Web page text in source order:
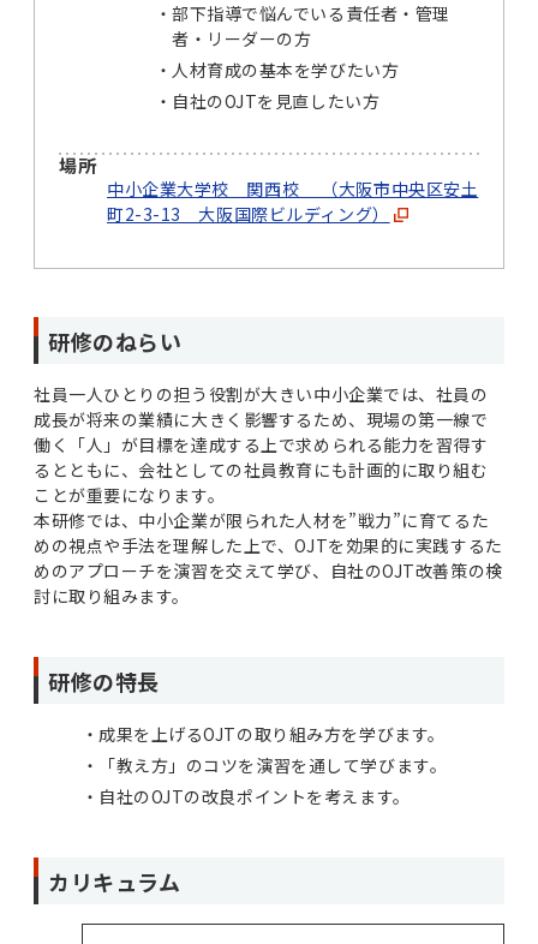
部下指導で悩んでいる責任者・管理
者・リーダーの方
人材育成の基本を学びたい方
自社のOJTを見直したい方
場所
中小企業大学校 関西校 （大阪市中央区安土
町2-3-13 大阪国際ビルディング）
研修のねらい
社員一人ひとりの担う役割が大きい中小企業では、社員の
成長が将来の業績に大きく影響するため、現場の第一線で
働く「人」が目標を達成する上で求められる能力を習得す
るとともに、会社としての社員教育にも計画的に取り組む
ことが重要になります。
本研修では、中小企業が限られた人材を”戦力”に育てるた
めの視点や手法を理解した上で、OJTを効果的に実践するた
めのアプローチを演習を交えて学び、自社のOJT改善策の検
討に取り組みます。
研修の特長
成果を上げるOJTの取り組み方を学びます。
「教え方」のコツを演習を通して学びます。
自社のOJTの改良ポイントを考えます。
カリキュラム